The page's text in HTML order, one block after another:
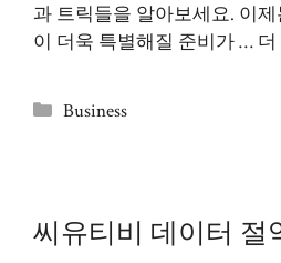
과 트릭들을 알아보세요. 이
이 더욱 특별해질 준비가 … 더
카
Business
씨유티비 데이터 절